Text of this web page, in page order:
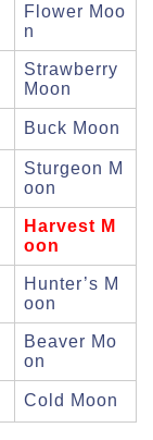
Flower Moo
n
Strawberry
Moon
Buck Moon
Sturgeon M
oon
Harvest M
oon
Hunter’s M
oon
Beaver Mo
on
Cold Moon